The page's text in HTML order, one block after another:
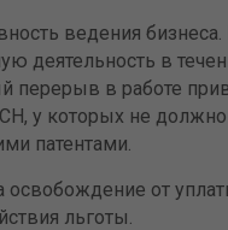
ведения
деятельность в
перерыв в работе
у которых не
патентами.
освобождение от
льготы.